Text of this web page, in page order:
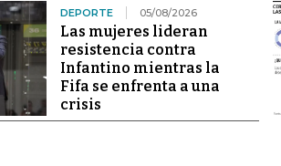
DEPORTE 05/08/2026
Las mujeres lideran
resistencia contra
Infantino mientras la
Fifa se enfrenta a una
crisis